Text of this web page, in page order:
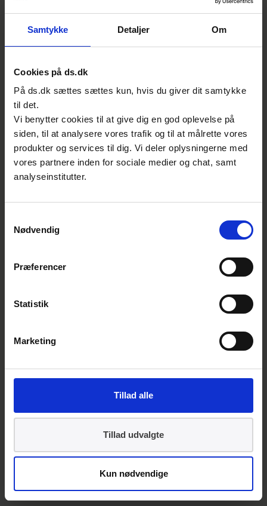
Samtykke Detaljer Om
Cookies på ds.dk
På ds.dk sættes sættes kun, hvis du giver dit samtykke
til det.
Vi benytter cookies til at give dig en god oplevelse på
siden, til at analysere vores trafik og til at målrette vores
produkter og services til dig. Vi deler oplysningerne med
vores partnere inden for sociale medier og chat, samt
analyseinstitutter.
Nødvendig
Præferencer
Statistik
Marketing
Tillad alle
Tillad udvalgte
Kun nødvendige
lagring
Som medlem af standardiseringsudvalget S-
889 får du unik mulighed for at sætte
fingeraftryk på kommende standarder inden
for CO2-fangst, -transport, -lagring og -
Lige nu er der
beskæftiger
flytransport
Dansk
et emne som i dette tilfælde kunne være